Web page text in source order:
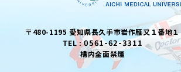
〒480-1195 愛知県長久手市岩作雁又１番地１
TEL :0561-62-3311
構内全面禁煙